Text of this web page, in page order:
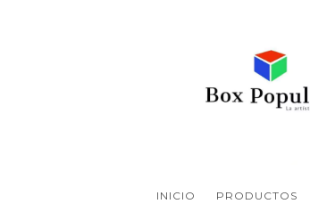
INICIO PRODUCTOS